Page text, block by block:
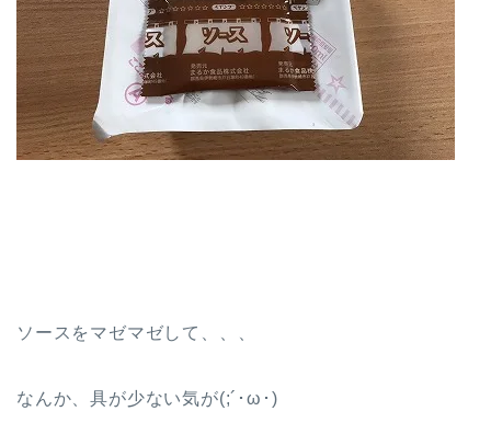
ソースをマゼマゼして、、、
なんか、具が少ない気が(;´･ω･)